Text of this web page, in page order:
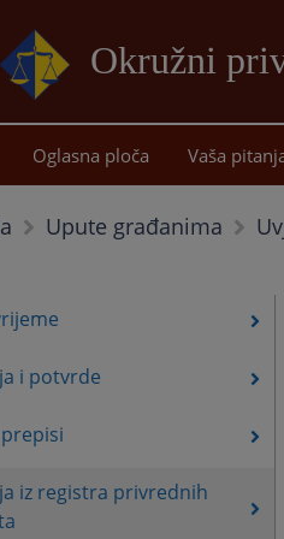
Okružni
Oglasna ploča Vaša
Upute građanima
i potvrde
iz registra privrednih